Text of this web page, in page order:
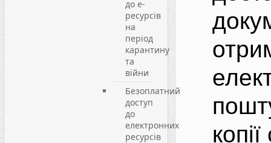
до е-
ресурсів
на
період
карантину
та
війни
Безоплатний
доступ
до
електронних
ресурсів